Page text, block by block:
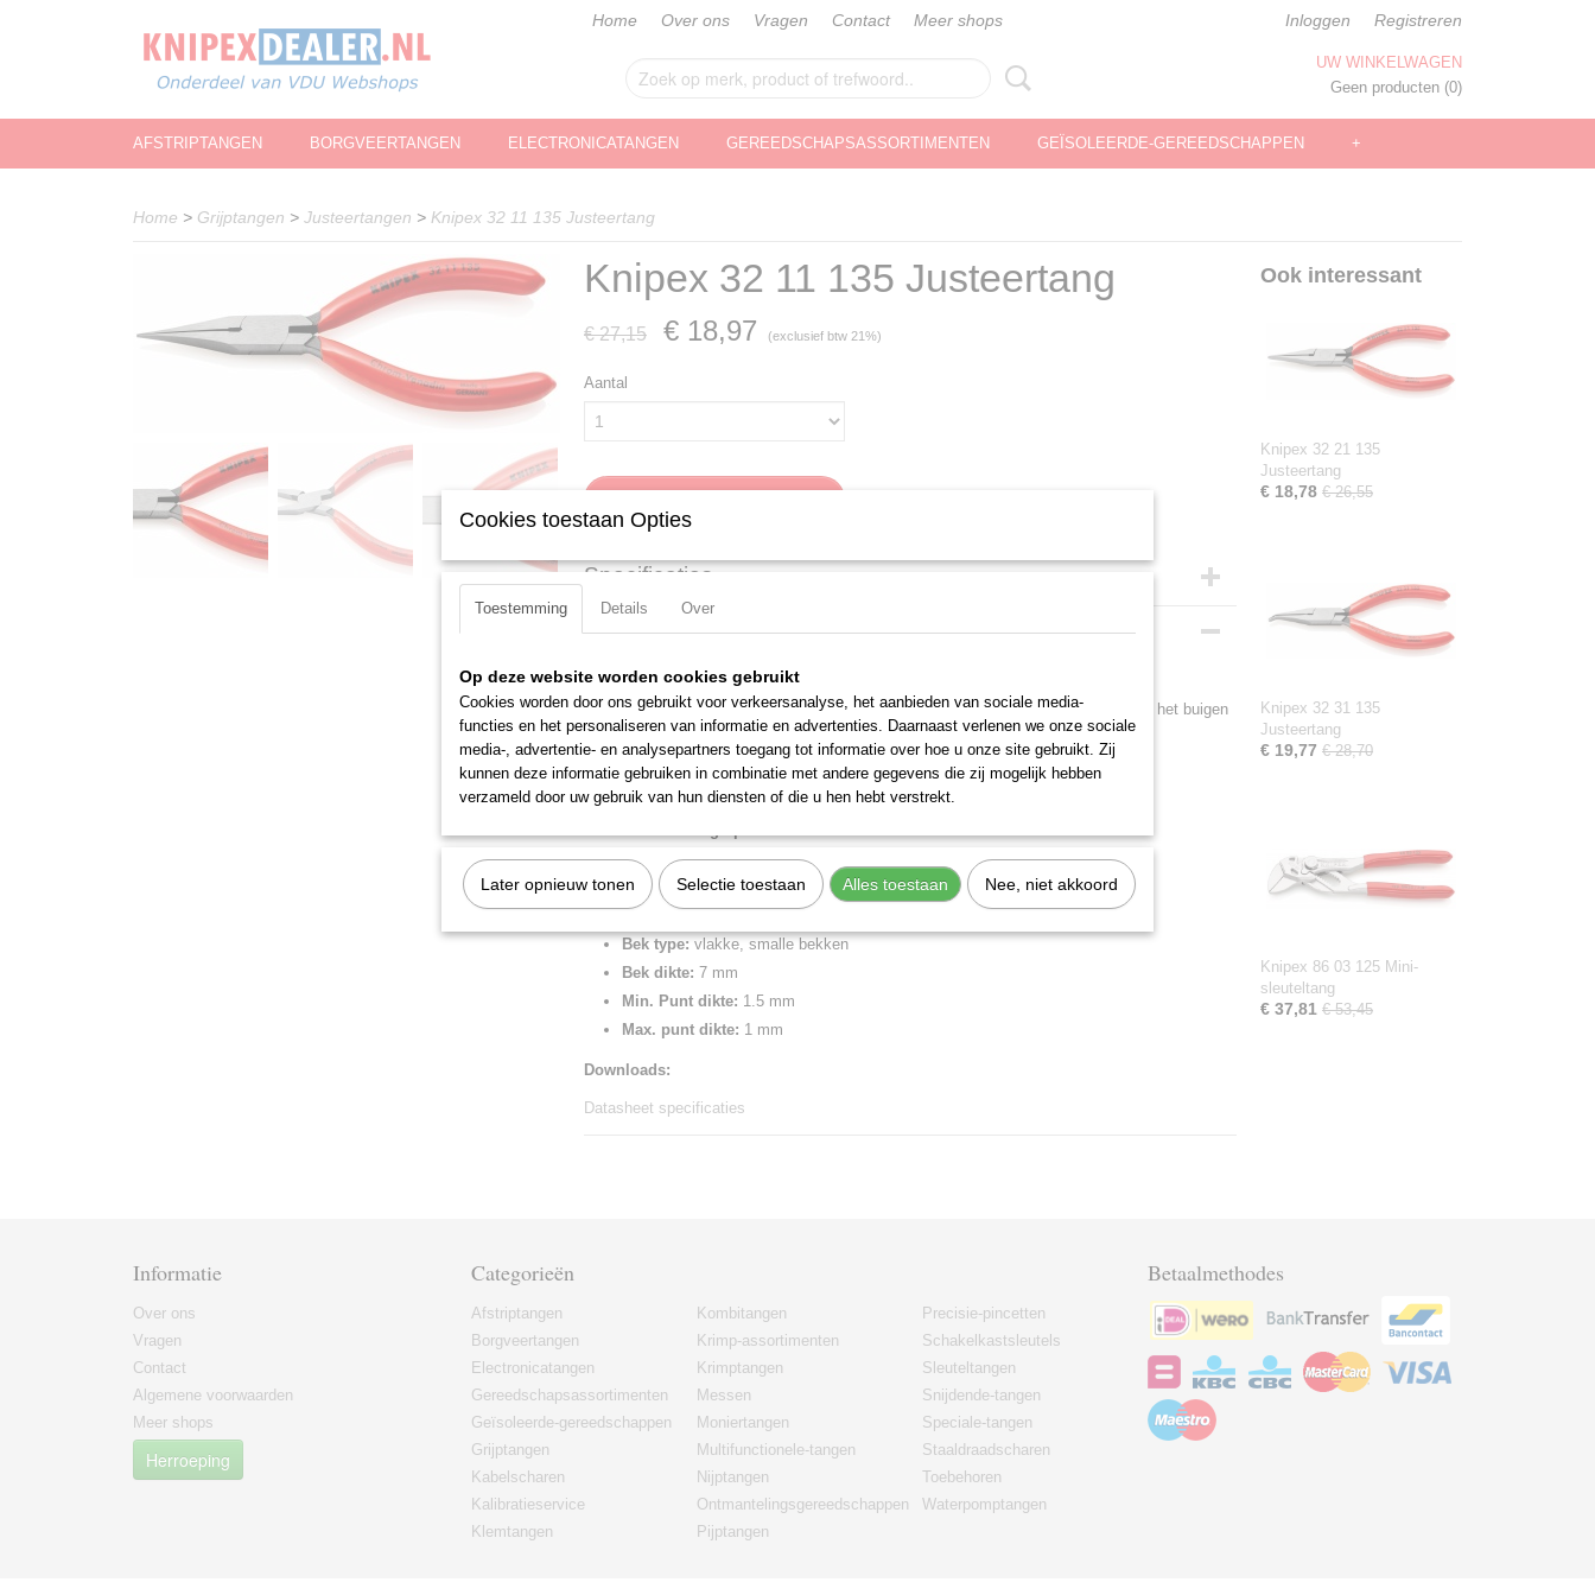
Home Over ons Vragen Contact Meer shops Inloggen Registreren
UW WINKELWAGEN
Geen producten (0)
AFSTRIPTANGEN BORGVEERTANGEN ELECTRONICATANGEN GEREEDSCHAPSASSORTIMENTEN GEÏSOLEERDE-GEREEDSCHAPPEN +
Home > Grijptangen > Justeertangen > Knipex 32 11 135 Justeertang
Knipex 32 11 135 Justeertang
€ 27,15 € 18,97 (exclusief btw 21%)
Aantal
Specificaties
Productcode
Productcode leverancier
Netto gewicht
0,07 Kg
Bruto gewicht
0,07 Kg
Afmetingen (l,b,h)
14 x 5,50 x 1,20 cm
Omschrijving
Justeertang zwart geatramenteerd, met kunststof bekleed 135 mm
Voor het grijpen van componenten en draden met een kleine diameter evenals voor het buigen
van contact- en relaisveren. Gepolijste grijpvlaken. Kanten zorgvuldig ontbraamd.
Lengte:135 mm
Tang afwerking:zwart geatramenteerd
Kop afwerking:gepolijst
Kopbreedte:12.5 mm
Bek type: vlakke, smalle bekken
Bek dikte: 7 mm
Min. Punt dikte: 1.5 mm
Max. punt dikte: 1 mm
Downloads:
Datasheet specificaties
Ook interessant
Knipex 32 21 135
Justeertang
€ 18,78 € 26,55
Knipex 32 31 135
Justeertang
€ 19,77 € 28,70
Knipex 86 03 125 Mini-
sleuteltang
€ 37,81 € 53,45
Informatie
Over ons
Vragen
Contact
Algemene voorwaarden
Meer shops
Herroeping
Categorieën
Afstriptangen
Borgveertangen
Electronicatangen
Gereedschapsassortimenten
Geïsoleerde-gereedschappen
Grijptangen
Kabelscharen
Kalibratieservice
Klemtangen
Kombitangen
Krimp-assortimenten
Krimptangen
Messen
Moniertangen
Multifunctionele-tangen
Nijptangen
Ontmantelingsgereedschappen
Pijptangen
Precisie-pincetten
Schakelkastsleutels
Sleuteltangen
Snijdende-tangen
Speciale-tangen
Staaldraadscharen
Toebehoren
Waterpomptangen
Betaalmethodes
Cookies toestaan Opties
Toestemming Details Over
Op deze website worden cookies gebruikt
Cookies worden door ons gebruikt voor verkeersanalyse, het aanbieden van sociale media-
functies en het personaliseren van informatie en advertenties. Daarnaast verlenen we onze sociale
media-, advertentie- en analysepartners toegang tot informatie over hoe u onze site gebruikt. Zij
kunnen deze informatie gebruiken in combinatie met andere gegevens die zij mogelijk hebben
verzameld door uw gebruik van hun diensten of die u hen hebt verstrekt.
Later opnieuw tonen Selectie toestaan Alles toestaan Nee, niet akkoord